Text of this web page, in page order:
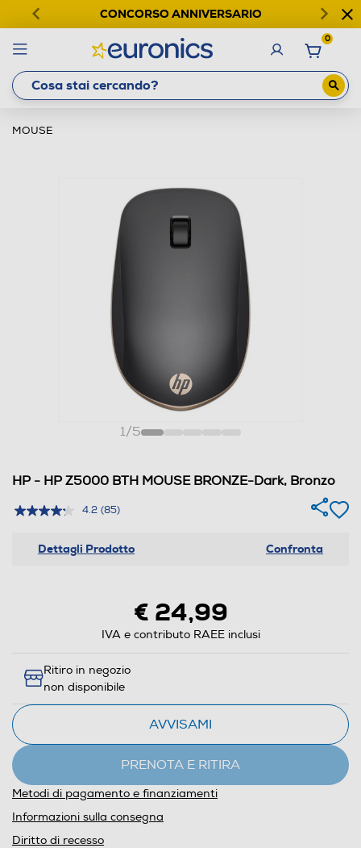
CONCORSO ANNIVERSARIO
0
MOUSE
1/5
HP - HP Z5000 BTH MOUSE BRONZE-Dark, Bronzo
4.2 (85)
Dettagli Prodotto Confronta
€ 24,99
IVA e contributo RAEE inclusi
Ritiro in negozio
non disponibile
AVVISAMI
PRENOTA E RITIRA
Metodi di pagamento e finanziamenti
Informazioni sulla consegna
Diritto di recesso